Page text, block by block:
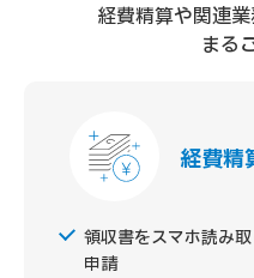
経費精算や関連業
まる
経費精
領収書をスマホ読み
申請